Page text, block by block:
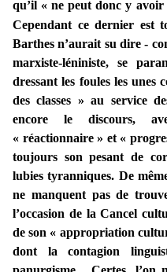
qu’il « ne peut donc y
Cependant ce dernier est
Barthes n’aurait su dire -
marxiste-léniniste, se
dressant les foules les unes
des classes » au service
encore le discours,
« réactionnaire » et «
toujours son pesant de
lubies tyranniques. De
ne manquent pas de
l’occasion de la Cancel
de son « appropriation
dont la contagion